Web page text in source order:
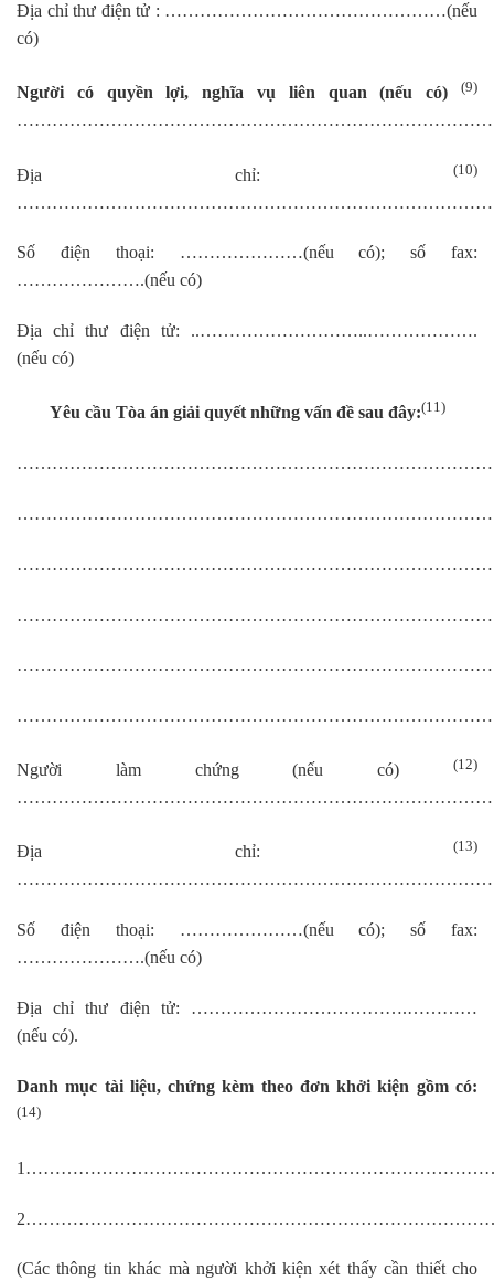
Địa chỉ thư điện tử : …………………………………………(nếu
có)
Người có quyền lợi, nghĩa vụ liên quan (nếu có) (9)
Địa chỉ: (10)
Số điện thoại: …………………(nếu có); số fax:
………………….(nếu có)
Địa chỉ thư điện tử: ..………………………..……………….
(nếu có)
Yêu cầu Tòa án giải quyết những vấn đề sau đây:(11)
Người làm chứng (nếu có) (12)
Địa chỉ: (13)
Số điện thoại: …………………(nếu có); số fax:
………………….(nếu có)
Địa chỉ thư điện tử: ……………………………….…………
(nếu có).
Danh mục tài liệu, chứng kèm theo đơn khởi kiện gồm có:
(14)
(Các thông tin khác mà người khởi kiện xét thấy cần thiết cho